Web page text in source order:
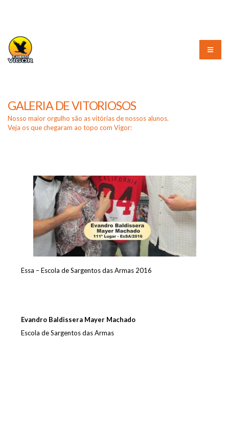
GALERIA DE VITORIOSOS
Nosso maior orgulho são as vitórias de nossos alunos.
Veja os que chegaram ao topo com Vigor:
Essa – Escola de Sargentos das Armas 2016
Evandro Baldissera Mayer Machado
Escola de Sargentos das Armas